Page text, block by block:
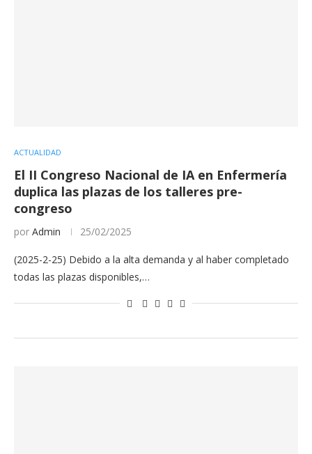
ACTUALIDAD
El II Congreso Nacional de IA en Enfermería
duplica las plazas de los talleres pre-
congreso
por Admin 25/02/2025
(2025-2-25) Debido a la alta demanda y al haber completado
todas las plazas disponibles,…